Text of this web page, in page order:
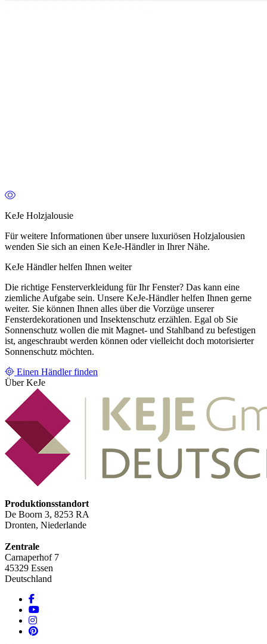
KeJe Holzjalousie
Für weitere Informationen über unsere luxuriösen Holzjalousien
wenden Sie sich an einen KeJe-Händler in Ihrer Nähe.
KeJe Händler helfen Ihnen weiter
Die richtige Fensterverkleidung für Ihr Fenster? Das kann eine
ziemliche Aufgabe sein. Unsere KeJe-Händler helfen Ihnen gerne
weiter. Sie können Ihnen alles über die Vorzüge unserer
Fensterdekorationen und Insektenschutz erzählen. Egal ob Sie
Sonnenschutz wollen die mit Magnet- und Stahlband zu befestigen
ist, angeschraubt werden können oder vielleicht doch motorisierter
Sonnenschutz möchten.
Einen Händler finden
Über KeJe
Produktionsstandort
De Boorn 3, 8253 RA
Dronten, Niederlande
Zentrale
Carnaperhof 7
45329 Essen
Deutschland